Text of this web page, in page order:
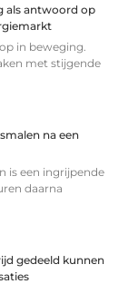
als antwoord op
in beweging.
met stijgende
na een
is een ingrijpende
daarna
gedeeld kunnen